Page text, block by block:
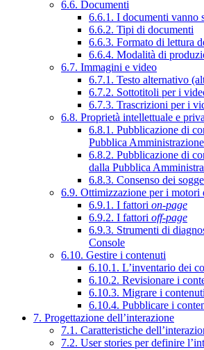
6.6. Documenti
6.6.1. I documenti vanno
6.6.2. Tipi di documenti
6.6.3. Formato di lettura
6.6.4. Modalità di
6.7. Immagini e video
6.7.1. Testo alternativo
6.7.2. Sottotitoli per i
6.7.3. Trascrizioni per i
6.8. Proprietà intellettuale e
6.8.1. Pubblicazione di
Pubblica Amministrazione
6.8.2. Pubblicazione di
dalla Pubblica
6.8.3. Consenso dei
6.9. Ottimizzazione per i motori
6.9.1. I fattori on-page
6.9.2. I fattori off-page
6.9.3. Strumenti di
Console
6.10. Gestire i contenuti
6.10.1. L’inventario dei
6.10.2. Revisionare i
6.10.3. Migrare i contenuti
6.10.4. Pubblicare i
7. Progettazione dell’interazione
7.1. Caratteristiche
7.2. User stories per definire